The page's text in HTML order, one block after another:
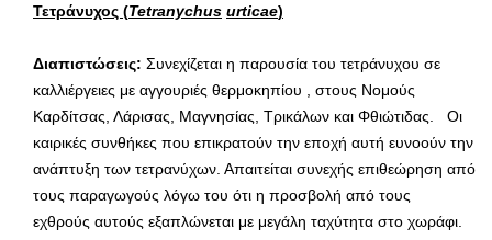
Τετράνυχος (Tetranychus urticae)
Διαπιστώσεις: Συνεχίζεται η παρουσία του τετράνυχου σε
καλλιέργειες με αγγουριές θερμοκηπίου , στους Νομούς
Καρδίτσας, Λάρισας, Μαγνησίας, Τρικάλων και Φθιώτιδας. Οι
καιρικές συνθήκες που επικρατούν την εποχή αυτή ευνοούν την
ανάπτυξη των τετρανύχων. Απαιτείται συνεχής επιθεώρηση από
τους παραγωγούς λόγω του ότι η προσβολή από τους
εχθρούς αυτούς εξαπλώνεται με μεγάλη ταχύτητα στο χωράφι.